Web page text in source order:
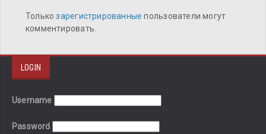
Толькозарегистрированныепользователи могут
комментировать.
LOGIN
Username
Password